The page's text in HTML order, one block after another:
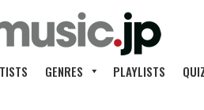
GENRES PLAYLISTS